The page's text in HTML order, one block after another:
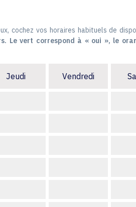
cochez vos horaires habituels de
Le vert correspond à « oui », le
Jeudi Vendredi